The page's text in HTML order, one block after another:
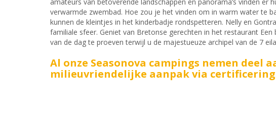
verwarmde zwembad. Hoe zou je het vinden om in warm water te
kunnen de kleintjes in het kinderbadje rondspetteren. Nelly en
familiale sfeer. Geniet van Bretonse gerechten in het restaurant
van de dag te proeven terwijl u de majestueuze archipel van de 7
Al onze Seasonova campings nemen deel
milieuvriendelijke aanpak via